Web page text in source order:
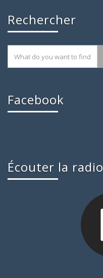
Rechercher
Facebook
Écouter la radio